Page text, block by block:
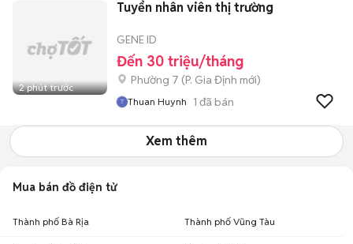
2 phút trước
Tuyển nhân viên thị trường
GENE ID
Đến 30 triệu/tháng
Phường 7 (P. Gia Định mới)
Thuan Huynh 1 đã bán
Xem thêm
Mua bán đồ điện tử
Thành phố Bà Rịa Thành phố Vũng Tàu